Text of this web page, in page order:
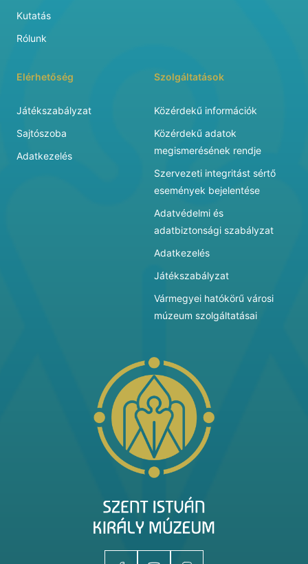
Kutatás
Rólunk
Elérhetőség
Játékszabályzat
Sajtószoba
Adatkezelés
Szolgáltatások
Közérdekű információk
Közérdekű adatok
megismerésének rendje
Szervezeti integritást sértő
események bejelentése
Adatvédelmi és
adatbiztonsági szabályzat
Adatkezelés
Játékszabályzat
Vármegyei hatókörű városi
múzeum szolgáltatásai